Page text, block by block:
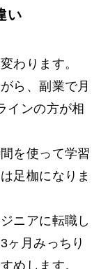
い
わります。
ら、副業で月
インの方が相
を使って学習
足枷になりま
ニアに転職し
ヶ月みっちり
めします。